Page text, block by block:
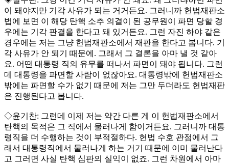
이 돼야지만 기각 사유가 되는 거거든요. 그러니까 헌법재판소
법에 보면 이 해당 탄핵 소추 의결이 된 공무원이 파면 당할 경
우에는 기각 판결을 한다고 돼 있거든요. 그런 자진 하야 같은
경우에는 저는 그냥 헌법재판소에서 재판을 한다고 봅니다. 기
각 사유가 안 되기 때문에. 그래서 그 결론을 아마 낼 것 같아
요. 어떤 대통령 직의 유무를 떠나서 파면이 돼야 됩니다. 그런
데 대통령을 파면할 사람이 없잖아요. 대통령밖에 헌법재판소
밖에는 파면할 수가 없기 때문에 저는 그만 두더라도 헌법재판
은 진행된다고 봅니다.
◇윤기찬: 그런데 이제 저는 약간 다른 게 이 헌법재판소에서
탄핵의 목적은 그 직에서 물러나게 함이거든요. 그러니까 대통
령직을 더 수행하는 것이 부적절하다. 헌법 수호 관점에서 그
래서 대통령직에서 물러나게 하는 거기 때문에 이미 물러난다
고 그러면 사실 탄핵 심판의 실익이 없죠. 그런 차원에서 아마